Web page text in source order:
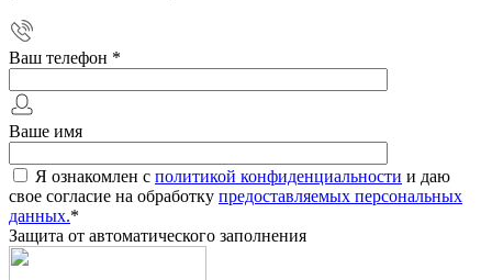
Ваш телефон *
Ваше имя
Я ознакомлен с политикой конфиденциальности и даю
свое согласие на обработку предоставляемых персональных
данных.*
Защита от автоматического заполнения